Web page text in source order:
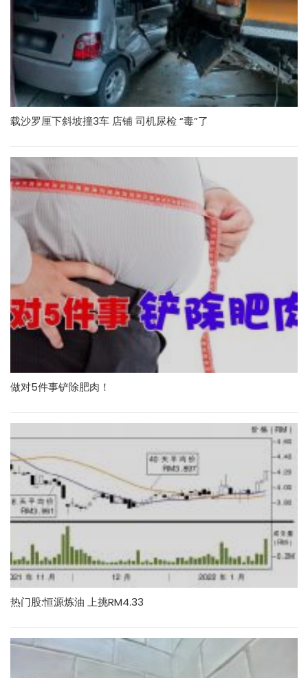
载沙罗厘下斜坡撞3车 店铺 司机尿检 “毒”了
做对5件事铲除肥肉！
热门股:恒源炼油 上挑RM4.33